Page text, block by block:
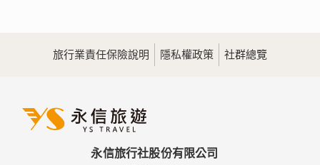
旅行業責任保險說明 隱私權政策 社群總覽
永信旅行社股份有限公司